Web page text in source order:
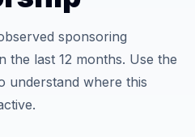
sponsoring
the last 12 months. Use the
understand where this